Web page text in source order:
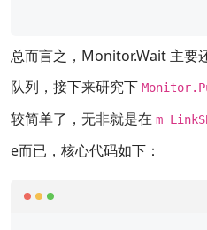
总而言之，Monitor.Wait 主要
队列，接下来研究下
较简单了，无非就是在
e而已，核心代码如下：